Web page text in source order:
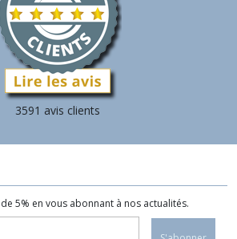
3591 avis clients
5% en vous abonnant à nos actualités.